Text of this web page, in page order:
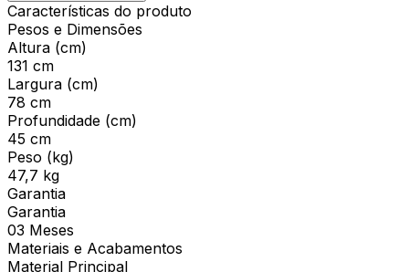
Características do produto
Pesos e Dimensões
Altura (cm)
131 cm
Largura (cm)
78 cm
Profundidade (cm)
45 cm
Peso (kg)
47,7 kg
Garantia
Garantia
03 Meses
Materiais e Acabamentos
Material Principal